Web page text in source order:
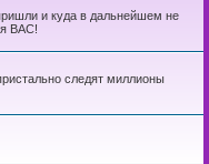
и куда в дальнейшем не
ВАС!
следят миллионы